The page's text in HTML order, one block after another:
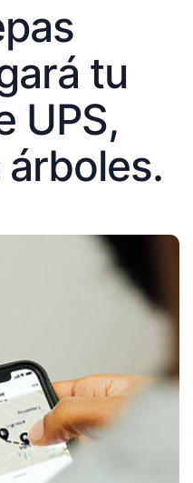
tu
UPS,